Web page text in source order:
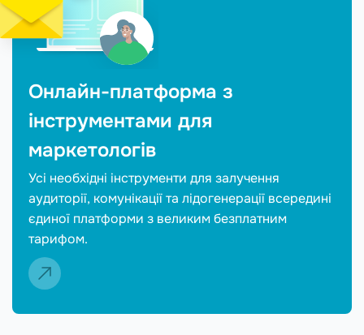
Онлайн-платформа з
інструментами для
маркетологів
Усі необхідні інструменти для залучення
аудиторії, комунікації та лідогенерації всередині
єдиної платформи з великим безплатним
тарифом.